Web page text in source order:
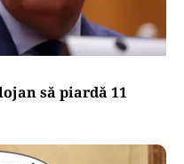
să piardă 11